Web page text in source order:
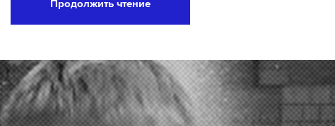
мы есть вTelegram,Дзен иVK .
Telegram Дзен VK
Продолжить чтение